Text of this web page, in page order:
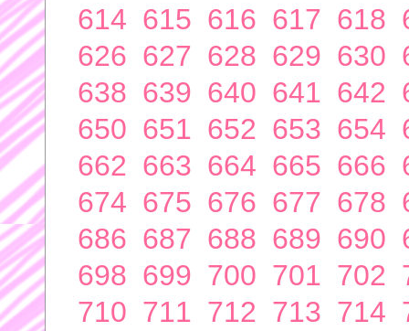
614 615 616 617 618
626 627 628 629 630
638 639 640 641 642
650 651 652 653 654
662 663 664 665 666
674 675 676 677 678
686 687 688 689 690
698 699 700 701 702
710 711 712 713 714